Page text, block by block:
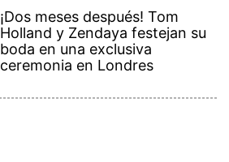
¡Dos meses después! Tom
Holland y Zendaya festejan su
boda en una exclusiva
ceremonia en Londres